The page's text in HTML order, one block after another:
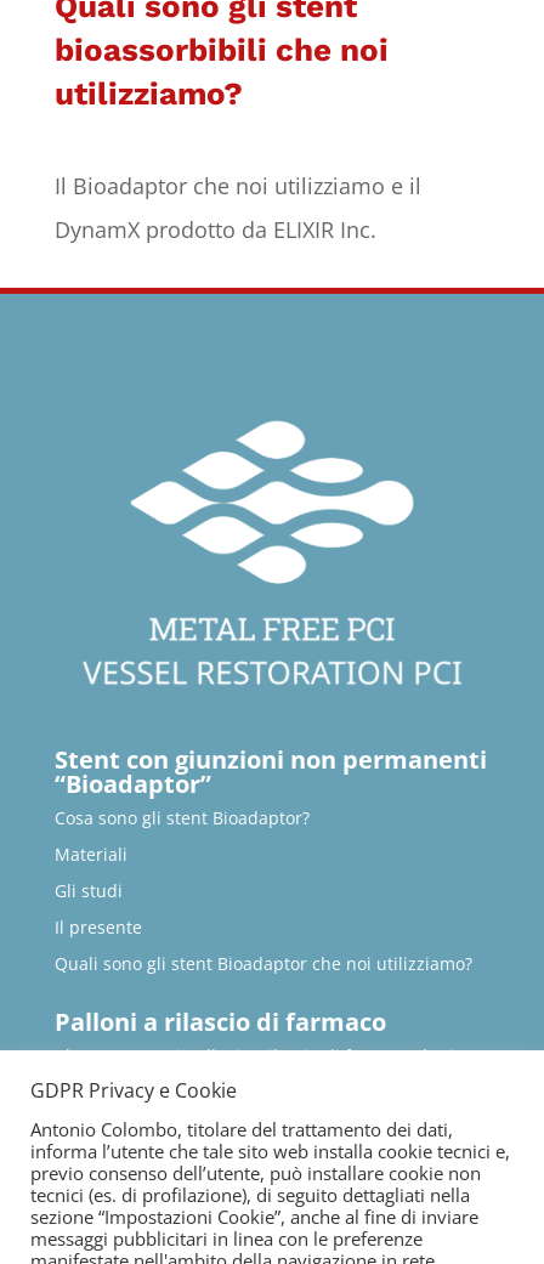
bioassorbibili che noi
utilizziamo?
Il Bioadaptor che noi utilizziamo e il
DynamX prodotto da ELIXIR Inc.
Stent con giunzioni non permanenti
“Bioadaptor”
Cosa sono gli stent Bioadaptor?
Materiali
Gli studi
Il presente
Quali sono gli stent Bioadaptor che noi utilizziamo?
Palloni a rilascio di farmaco
Che cosa sono i palloni a rilascio di farmaco detti
Quali sono i vantaggi dei palloni medicati rispetto
agli stent, inclusi gli stent bioriassorbibili?
Quali sono le peculiarità dei palloni a rilascio di
farmaco?
GDPR Privacy e Cookie
Antonio Colombo, titolare del trattamento dei dati,
informa l’utente che tale sito web installa cookie tecnici e,
previo consenso dell’utente, può installare cookie non
tecnici (es. di profilazione), di seguito dettagliati nella
sezione “Impostazioni Cookie”, anche al fine di inviare
messaggi pubblicitari in linea con le preferenze